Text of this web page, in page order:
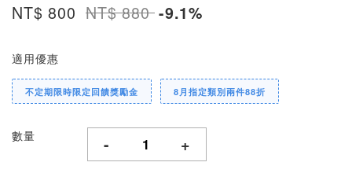
NT$ 800 NT$ 880-9.1%
適用優惠
不定期限時限定回饋獎勵金 8月指定類別兩件88折
數量 - +